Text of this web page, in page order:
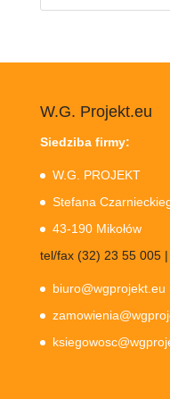
W.G. Projekt.eu
Siedziba firmy:
W.G. PROJEKT
Stefana
43-190 Mikołów
tel/fax (32) 23 55 005
biuro@wgprojekt.eu